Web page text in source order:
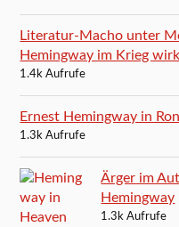
Literatur-Macho unter
Hemingway im Krieg
1.4k Aufrufe
Ernest Hemingway in
1.3k Aufrufe
Ärger im
Hemingway
1.3k Aufrufe